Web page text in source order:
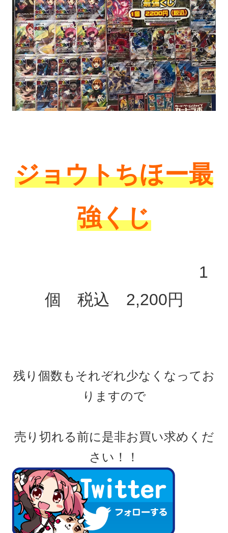
ジョウトちほー最
強くじ
1
個 税込 2,200円
残り個数もそれぞれ少なくなってお
りますので
売り切れる前に是非お買い求めくだ
さい！！